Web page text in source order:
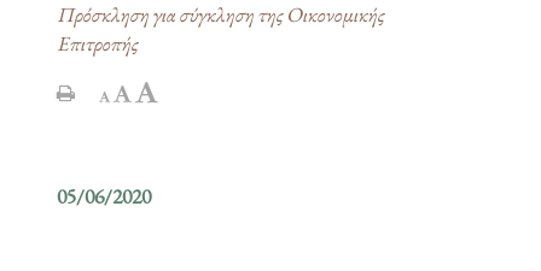
Πρόσκληση για σύγκληση της Οικονομικής
Επιτροπής
05/06/2020